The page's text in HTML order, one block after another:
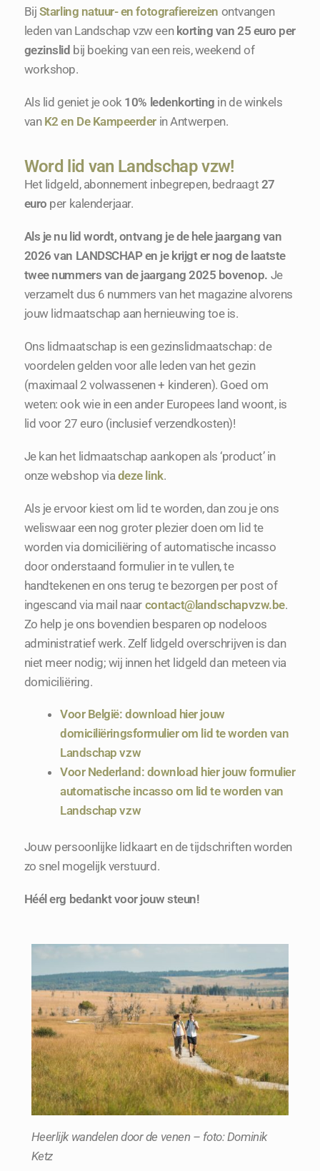
Bij Starling natuur- en fotografiereizen ontvangen
leden van Landschap vzw een korting van 25 euro per
gezinslid bij boeking van een reis, weekend of
workshop.
Als lid geniet je ook 10% ledenkorting in de winkels
van K2 en De Kampeerderin Antwerpen.
Word lid van Landschap vzw!
Het lidgeld, abonnement inbegrepen, bedraagt 27
euro per kalenderjaar.
Als je nu lid wordt, ontvang je de hele jaargang van
2026 van LANDSCHAP en je krijgt er nog de laatste
twee nummers van de jaargang 2025 bovenop. Je
verzamelt dus 6 nummers van het magazine alvorens
jouw lidmaatschap aan hernieuwing toe is.
Ons lidmaatschap is een gezinslidmaatschap: de
voordelen gelden voor alle leden van het gezin
(maximaal 2 volwassenen + kinderen). Goed om
weten: ook wie in een ander Europees land woont, is
lid voor 27 euro (inclusief verzendkosten)!
Je kan het lidmaatschap aankopen als ‘product’ in
onze webshop via deze link.
Als je ervoor kiest om lid te worden, dan zou je ons
weliswaar een nog groter plezier doen om lid te
worden via domiciliëring of automatische incasso
door onderstaand formulier in te vullen, te
handtekenen en ons terug te bezorgen per post of
ingescand via mail naar contact@landschapvzw.be.
Zo help je ons bovendien besparen op nodeloos
administratief werk. Zelf lidgeld overschrijven is dan
niet meer nodig; wij innen het lidgeld dan meteen via
domiciliëring.
Voor België: download hier jouw
domiciliëringsformulier om lid te worden van
Landschap vzw
Voor Nederland: download hier jouw formulier
automatische incasso om lid te worden van
Landschap vzw
Jouw persoonlijke lidkaart en de tijdschriften worden
zo snel mogelijk verstuurd.
Héél erg bedankt voor jouw steun!
Heerlijk wandelen door de venen – foto: Dominik
Ketz